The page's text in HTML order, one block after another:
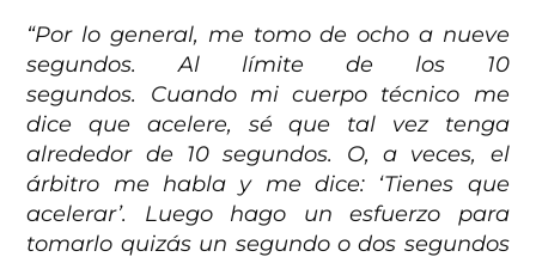
“Por lo general, me tomo de ocho a nueve
segundos. Al límite de los 10
segundos. Cuando mi cuerpo técnico me
dice que acelere, sé que tal vez tenga
alrededor de 10 segundos. O, a veces, el
árbitro me habla y me dice: ‘Tienes que
acelerar’. Luego hago un esfuerzo para
tomarlo quizás un segundo o dos segundos